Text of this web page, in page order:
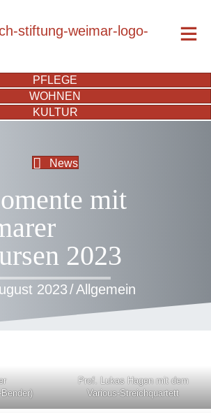
PFLEGE
WOHNEN
KULTUR
News
mit
2023
2023/Allgemein
Prof. Lukas Hagen mit dem
Various-Streichquartett